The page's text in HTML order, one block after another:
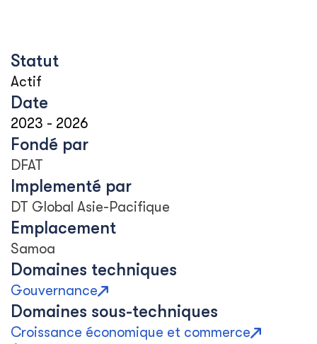
Statut
Actif
Date
2023 - 2026
Fondé par
DFAT
Implementé par
DT Global Asie-Pacifique
Emplacement
Samoa
Domaines techniques
Gouvernance
Domaines sous-techniques
Croissance économique et commerce